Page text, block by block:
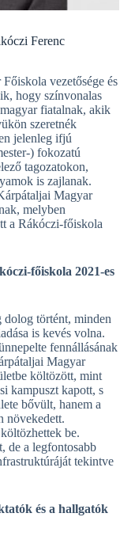
Ferenc
vezetősége és
hogy színvonalas
fiatalnak, akik
szeretnék
jelenleg ifjú
) fokozatú
tagozatokon,
is zajlanak.
Magyar
melyben
a Rákóczi-főiskola
főiskola 2021-es
dolog történt, minden
is kevés volna.
fennállásának
Magyar
költözött, mint
kampuszt kapott, s
bővült, hanem a
növekedett.
be.
de a legfontosabb
tekintve
és a hallgatók